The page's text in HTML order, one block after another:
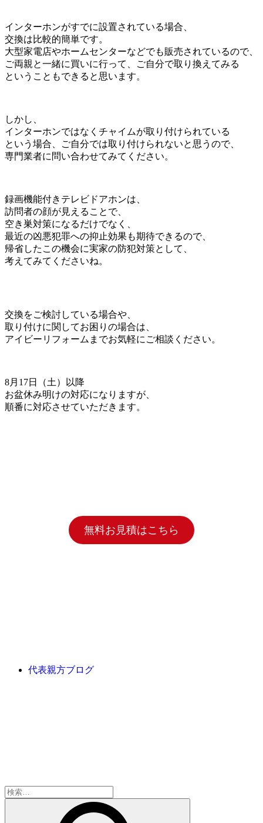
インターホンがすでに設置されている場合、
交換は比較的簡単です。
大型家電店やホームセンターなどでも販売されているので、
ご両親と一緒に買いに行って、ご自分で取り換えてみる
ということもできると思います。
しかし、
インターホンではなくチャイムが取り付けられている
という場合、ご自分では取り付けられないと思うので、
専門業者に問い合わせてみてください。
録画機能付きテレビドアホンは、
訪問者の顔が見えることで、
空き巣対策になるだけでなく、
最近の凶悪犯罪への抑止効果も期待できるので、
帰省したこの機会に実家の防犯対策として、
考えてみてくださいね。
交換をご検討している場合や、
取り付けに関してお困りの場合は、
アイビーリフォームまでお気軽にご相談ください。
8月17日（土）以降
お盆休み明けの対応になりますが、
順番に対応させていただきます。
無料お見積はこちら
代表親方ブログ
検
索: